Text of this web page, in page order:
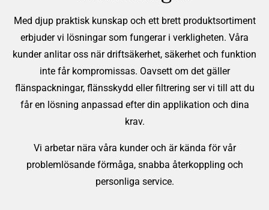
Med djup praktisk kunskap och ett brett produktsortiment
erbjuder vi lösningar som fungerar i verkligheten. Våra
kunder anlitar oss när driftsäkerhet, säkerhet och funktion
inte får kompromissas. Oavsett om det gäller
flänspackningar, flänsskydd eller filtrering ser vi till att du
får en lösning anpassad efter din applikation och dina
krav.
Vi arbetar nära våra kunder och är kända för vår
problemlösande förmåga, snabba återkoppling och
personliga service.